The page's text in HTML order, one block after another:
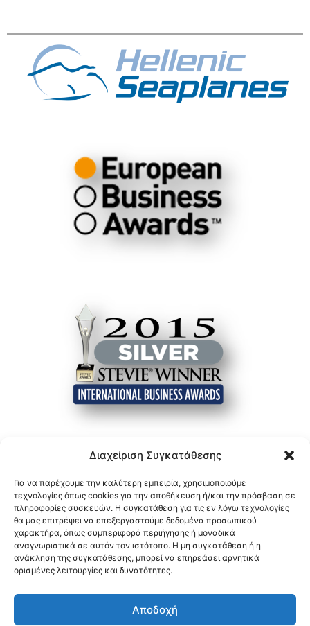
Διαχείριση Συγκατάθεσης
Για να παρέχουμε την καλύτερη εμπειρία, χρησιμοποιούμε
τεχνολογίες όπως cookies για την αποθήκευση ή/και την πρόσβαση σε
πληροφορίες συσκευών. Η συγκατάθεση για τις εν λόγω τεχνολογίες
θα μας επιτρέψει να επεξεργαστούμε δεδομένα προσωπικού
χαρακτήρα, όπως συμπεριφορά περιήγησης ή μοναδικά
αναγνωριστικά σε αυτόν τον ιστότοπο. Η μη συγκατάθεση ή η
ανάκληση της συγκατάθεσης, μπορεί να επηρεάσει αρνητικά
ορισμένες λειτουργίες και δυνατότητες.
Αποδοχή